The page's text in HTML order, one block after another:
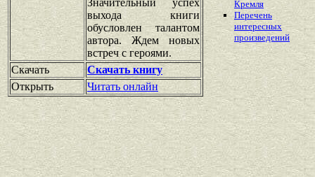
выхода книги
обусловлен талантом
автора. Ждем новых
встреч с героями.
Скачать
Скачать книгу
Открыть
Читать онлайн
Кремля
Перечень
интересных
произведений